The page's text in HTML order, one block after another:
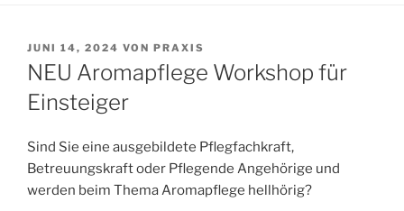
VERÖFFENTLICHT
AM
JUNI 14, 2024 VON PRAXIS
NEU Aromapflege Workshop für
Einsteiger
Sind Sie eine ausgebildete Pflegfachkraft,
Betreuungskraft oder Pflegende Angehörige und
werden beim Thema Aromapflege hellhörig?